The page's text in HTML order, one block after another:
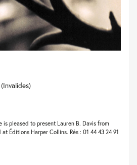
is pleased to present Lauren B. Davis from
Éditions Harper Collins. Rés : 01 44 43 24 91